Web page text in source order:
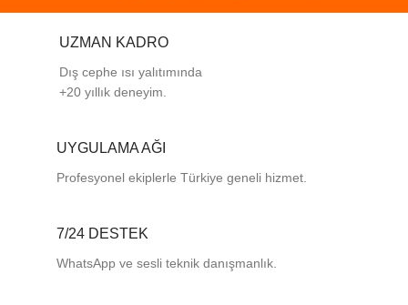
UZMAN KADRO
Dış cephe ısı yalıtımında
+20 yıllık deneyim.
UYGULAMA AĞI
Profesyonel ekiplerle Türkiye geneli hizmet.
7/24 DESTEK
WhatsApp ve sesli teknik danışmanlık.